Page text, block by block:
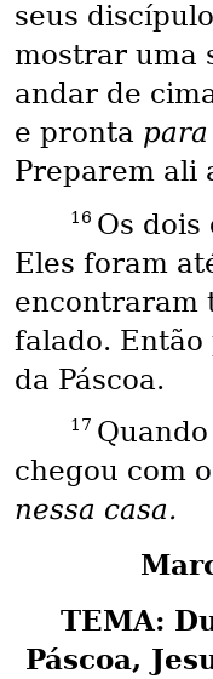
seus
mostrar uma
andar de
e pronta
Preparem ali
16 Os dois
Eles foram
encontraram
falado.
da Páscoa.
17
chegou com
nessa casa.
TEMA:
Páscoa,